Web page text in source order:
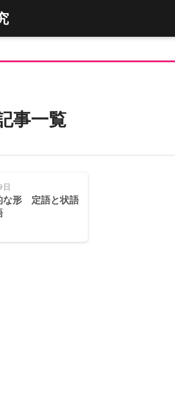
事一覧
日
な形 定語と状語